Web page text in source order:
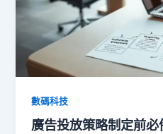
數碼科技
廣告投放策略制定前